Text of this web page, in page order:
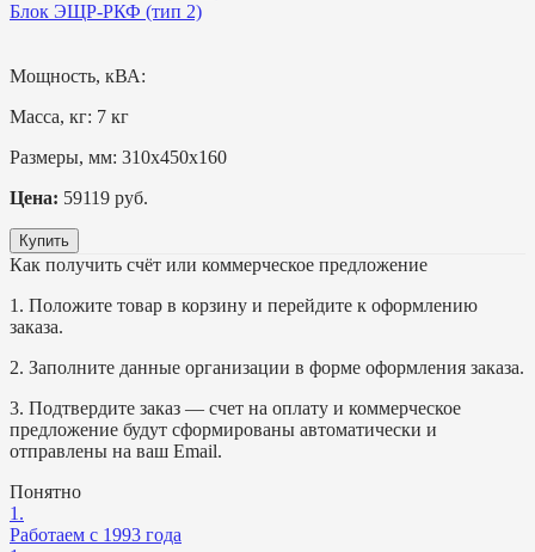
Блок ЭЩР-РКФ (тип 2)
Мощность, кВА:
Масса, кг: 7 кг
Размеры, мм: 310х450х160
Цена: 59119 руб.
Купить
Как получить счёт или коммерческое предложение
1. Положите товар в корзину и перейдите к оформлению
заказа.
2. Заполните данные организации в форме оформления заказа.
3. Подтвердите заказ — счет на оплату и коммерческое
предложение будут сформированы автоматически и
отправлены на ваш Email.
Понятно
1.
Работаем с 1993 года